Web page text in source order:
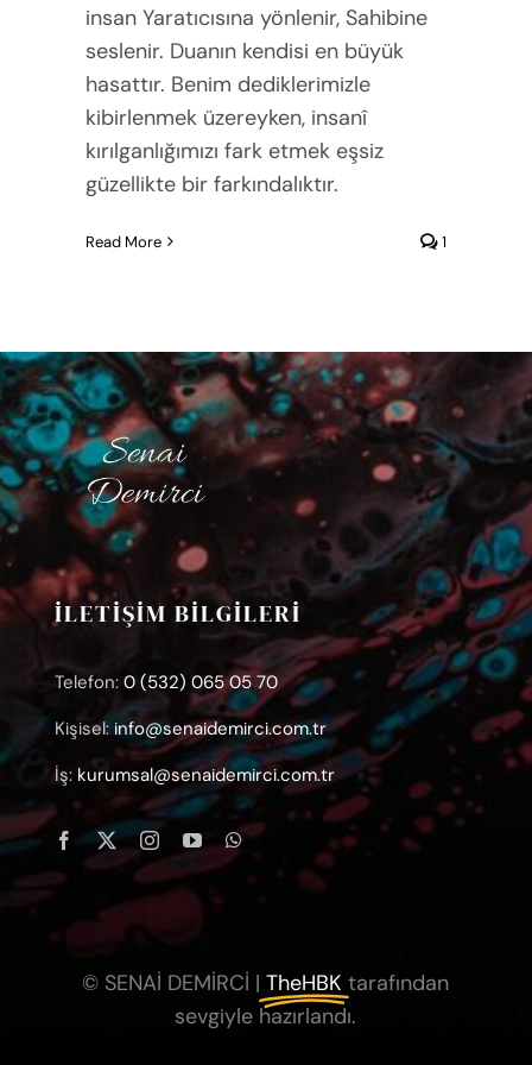
insan Yaratıcısına yönlenir, Sahibine
seslenir. Duanın kendisi en büyük
hasattır. Benim dediklerimizle
kibirlenmek üzereyken, insanî
kırılganlığımızı fark etmek eşsiz
güzellikte bir farkındalıktır.
Read More 1
İLETİŞİM BİLGİLERİ
Telefon: 0 (532) 065 05 70
Kişisel: info@senaidemirci.com.tr
İş: kurumsal@senaidemirci.com.tr
© SENAİ DEMİRCİ |TheHBK tarafından
sevgiyle hazırlandı.